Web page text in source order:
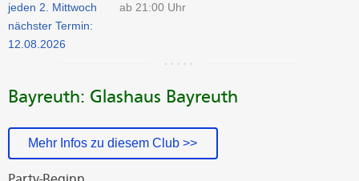
jeden 2. Mittwoch
nächster Termin:
12.08.2026
ab 21:00 Uhr
Bayreuth: Glashaus Bayreuth
Mehr Infos zu diesem Club >>